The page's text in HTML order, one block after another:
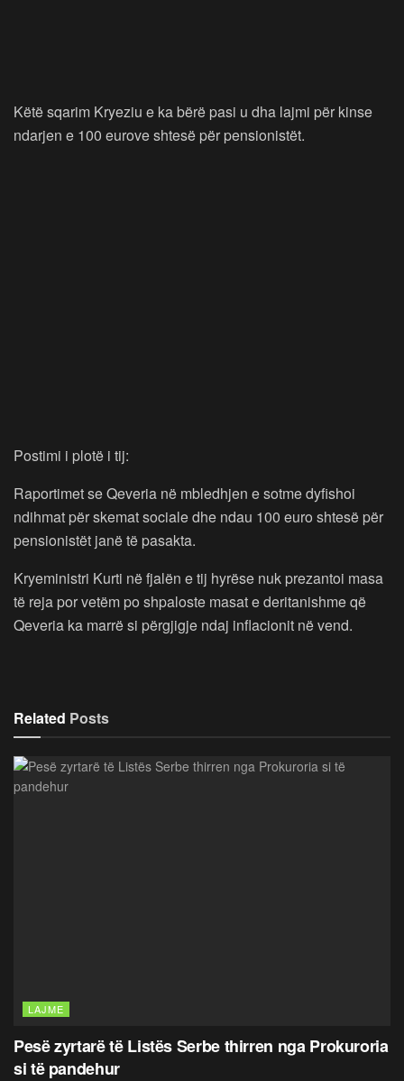
Këtë sqarim Kryeziu e ka bërë pasi u dha lajmi për kinse
ndarjen e 100 eurove shtesë për pensionistët.
Postimi i plotë i tij:
Raportimet se Qeveria në mbledhjen e sotme dyfishoi
ndihmat për skemat sociale dhe ndau 100 euro shtesë për
pensionistët janë të pasakta.
Kryeministri Kurti në fjalën e tij hyrëse nuk prezantoi masa
të reja por vetëm po shpaloste masat e deritanishme që
Qeveria ka marrë si përgjigje ndaj inflacionit në vend.
Related Posts
LAJME
Pesë zyrtarë të Listës Serbe thirren nga Prokuroria
si të pandehur